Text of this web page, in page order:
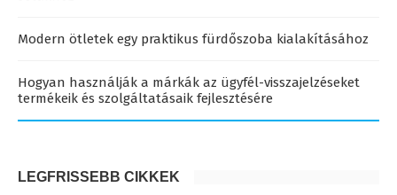
Modern ötletek egy praktikus fürdőszoba kialakításához
Hogyan használják a márkák az ügyfél-visszajelzéseket
termékeik és szolgáltatásaik fejlesztésére
LEGFRISSEBB CIKKEK